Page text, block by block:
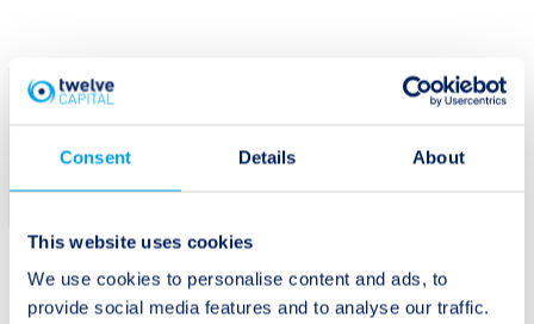
Consent Details About
This website uses cookies
We use cookies to personalise content and ads, to
provide social media features and to analyse our traffic.
Twelve Capitals
Abonnieren